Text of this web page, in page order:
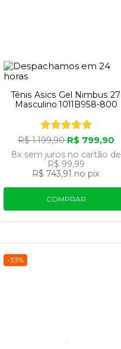
Tênis Asics Gel Nimbus 27
Masculino 1011B958-800
R$ 1.199,90R$ 799,90
8x sem juros no cartão de
R$ 99,99
R$ 743,91 no pix
COMPRAR
-33%